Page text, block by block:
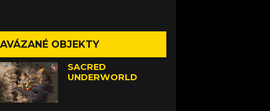
OBJEKTY
SACRED
UNDERWORLD